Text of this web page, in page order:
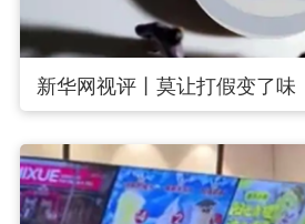
新华网视评丨莫让打假变了味